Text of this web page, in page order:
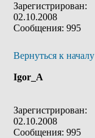
Зарегистрирован:
02.10.2008
Сообщения: 995
Вернуться к началу
Igor_A
Зарегистрирован:
02.10.2008
Сообщения: 995